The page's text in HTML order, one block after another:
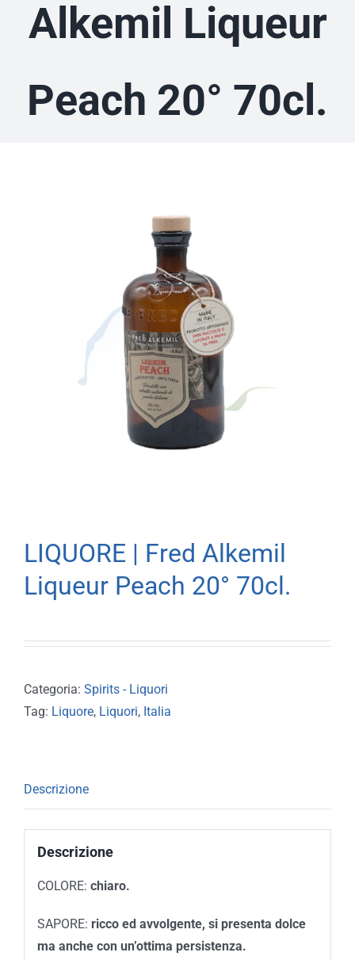
Alkemil Liqueur
Peach 20° 70cl.
LIQUORE | Fred Alkemil
Liqueur Peach 20° 70cl.
Categoria: Spirits - Liquori
Tag: Liquore, Liquori, Italia
Descrizione
Descrizione
COLORE: chiaro.
SAPORE: ricco ed avvolgente, si presenta dolce
ma anche con un’ottima persistenza.